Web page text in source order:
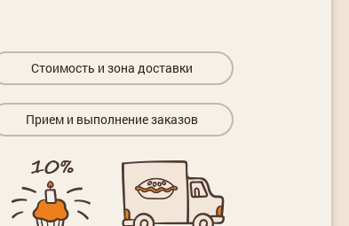
Стоимость и зона доставки
Прием и выполнение заказов